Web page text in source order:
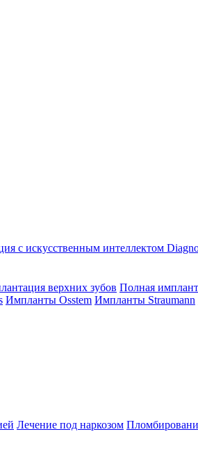
с искусственным интеллектом
верхних зубов Полная
Импланты Osstem Импланты Straumann
Лечение под наркозом